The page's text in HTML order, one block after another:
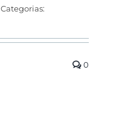
Categorias:
0